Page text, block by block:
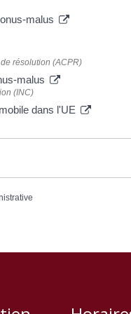
malus
résolution (ACPR)
malus
(INC)
dans l'UE